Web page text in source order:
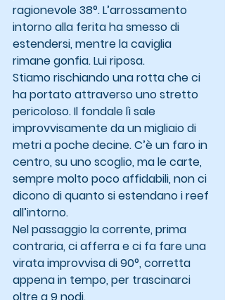
ragionevole 38°. L’arrossamento
intorno alla ferita ha smesso di
estendersi, mentre la caviglia
rimane gonfia. Lui riposa.
Stiamo rischiando una rotta che ci
ha portato attraverso uno stretto
pericoloso. Il fondale lì sale
improvvisamente da un migliaio di
metri a poche decine. C’è un faro in
centro, su uno scoglio, ma le carte,
sempre molto poco affidabili, non ci
dicono di quanto si estendano i reef
all’intorno.
Nel passaggio la corrente, prima
contraria, ci afferra e ci fa fare una
virata improvvisa di 90°, corretta
appena in tempo, per trascinarci